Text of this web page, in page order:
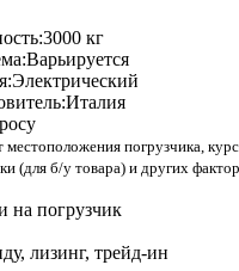
3000 кг
Варьируется
Электрический
Италия
местоположения погрузчика,
(для б/у товара) и других
на погрузчик
лизинг, трейд-ин